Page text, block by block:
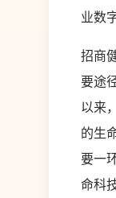
业数
招商
要途
以来
的生
要一
命科